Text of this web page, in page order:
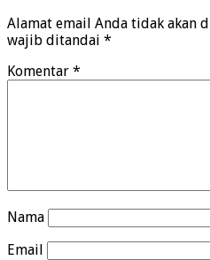
Alamat email Anda tidak akan
wajib ditandai *
Komentar *
Nama
Email